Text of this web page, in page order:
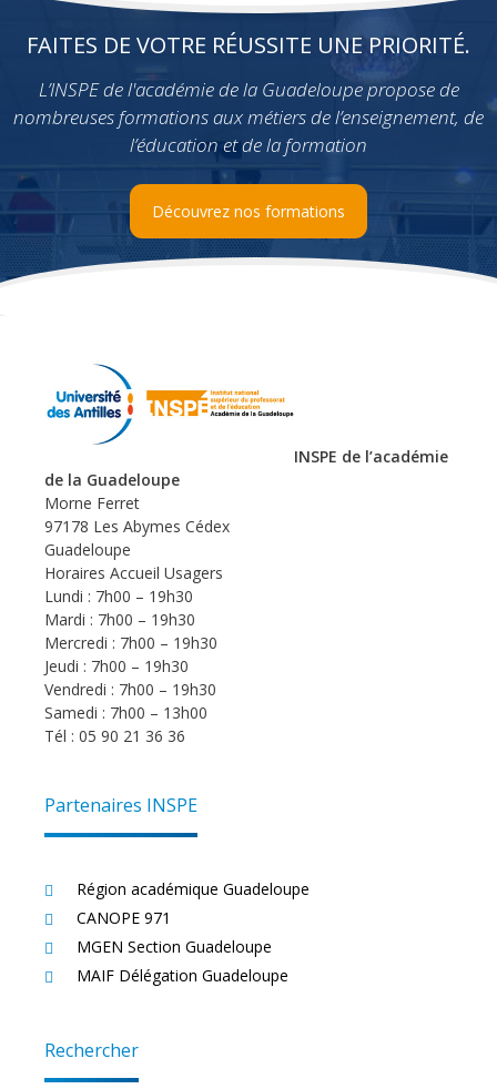
FAITES DE VOTRE RÉUSSITE UNE PRIORITÉ.
L’INSPE de l'académie de la Guadeloupe propose de
nombreuses formations aux métiers de l’enseignement, de
l’éducation et de la formation
Découvrez nos formations
INSPE de l’académie
de la Guadeloupe
Morne Ferret
97178 Les Abymes Cédex
Guadeloupe
Horaires Accueil Usagers
Lundi : 7h00 – 19h30
Mardi : 7h00 – 19h30
Mercredi : 7h00 – 19h30
Jeudi : 7h00 – 19h30
Vendredi : 7h00 – 19h30
Samedi : 7h00 – 13h00
Tél : 05 90 21 36 36
Partenaires INSPE
Région académique Guadeloupe
CANOPE 971
MGEN Section Guadeloupe
MAIF Délégation Guadeloupe
Rechercher